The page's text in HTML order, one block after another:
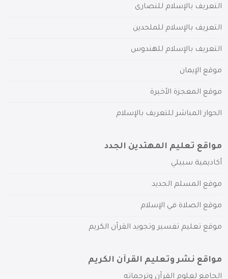
التعريف بالإسلام للنصارى
التعريف بالإسلام للملحدين
التعريف بالإسلام للهندوس
موقع الإيمان
موقع المعجزة الأخيرة
الحوار المباشر للتعريف بالإسلام
مواقع تعليم المهتدين الجدد
أكاديمية سبيلي
موقع المسلم الجديد
موقع الصلاة في الإسلام
موقع تعليم تفسير وتجويد القرآن الكريم
مواقع نشر وتعليم القرآن الكريم
الجامع لعلوم القرآن وترجماته